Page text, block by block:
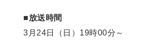
■放送時間
3月24日（日）19時00分～